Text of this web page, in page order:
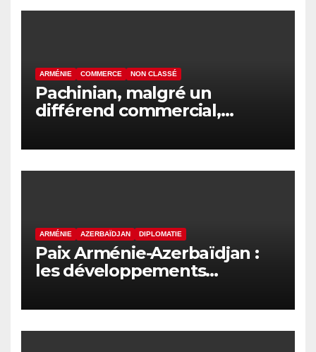
ARMÉNIE COMMERCE NON CLASSÉ
Pachinian, malgré un
différend commercial,
Conseil intergouvernemental
ARMÉNIE AZERBAÏDJAN DIPLOMATIE
Paix Arménie-Azerbaïdjan :
les développements
signature finale